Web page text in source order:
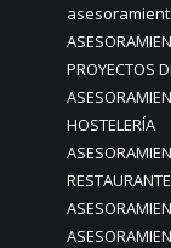
PROYECTOS
HOSTELERÍA